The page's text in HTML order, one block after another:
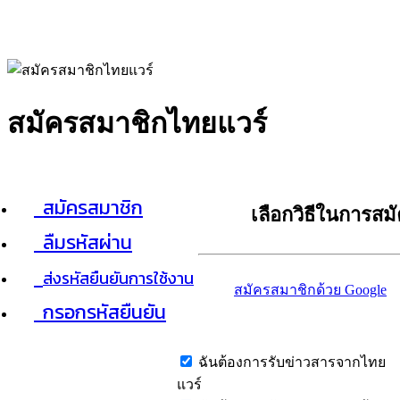
สมัครสมาชิกไทยแวร์
สมัครสมาชิก
ลืมรหัสผ่าน
ส่งรหัสยืนยันการใช้งาน
กรอกรหัสยืนยัน
เลือกวิธีในการส
สมัครสมาชิกด้วย Google
ฉันต้องการรับข่าวสารจากไทย
แวร์